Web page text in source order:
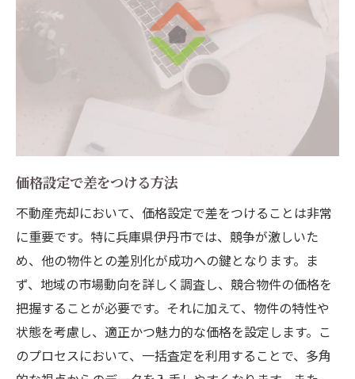
価格設定で差をつける方法
不動産売却において、価格設定で差をつけることは非常
に重要です。特に兵庫県伊丹市では、競争が激しいた
め、他の物件との差別化が成功への鍵となります。ま
ず、地域の市場動向を詳しく調査し、競合物件の価格を
把握することが必要です。それに加えて、物件の特性や
状態を考慮し、適正かつ魅力的な価格を設定します。こ
のプロセスにおいて、一括査定を利用することで、多角